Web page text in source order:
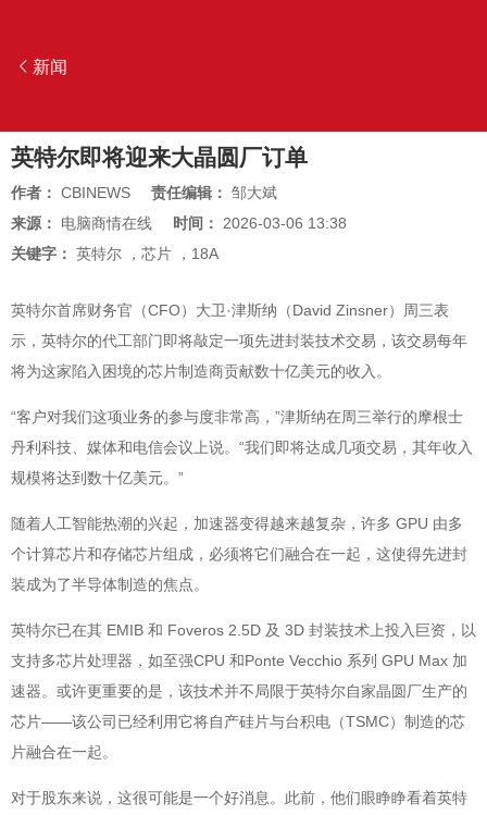
新闻
英特尔即将迎来大晶圆厂订单
作者： CBINEWS 责任编辑： 邹大斌
来源： 电脑商情在线 时间： 2026-03-06 13:38
关键字： 英特尔 ， 芯片 ， 18A
英特尔首席财务官（CFO）大卫·津斯纳（David Zinsner）周三表
示，英特尔的代工部门即将敲定一项先进封装技术交易，该交易每年
将为这家陷入困境的芯片制造商贡献数十亿美元的收入。
“客户对我们这项业务的参与度非常高，”津斯纳在周三举行的摩根士
丹利科技、媒体和电信会议上说。“我们即将达成几项交易，其年收入
规模将达到数十亿美元。”
随着人工智能热潮的兴起，加速器变得越来越复杂，许多 GPU 由多
个计算芯片和存储芯片组成，必须将它们融合在一起，这使得先进封
装成为了半导体制造的焦点。
英特尔已在其 EMIB 和 Foveros 2.5D 及 3D 封装技术上投入巨资，以
支持多芯片处理器，如至强CPU 和Ponte Vecchio 系列 GPU Max 加
速器。或许更重要的是，该技术并不局限于英特尔自家晶圆厂生产的
芯片——该公司已经利用它将自产硅片与台积电（TSMC）制造的芯
片融合在一起。
对于股东来说，这很可能是一个好消息。此前，他们眼睁睁看着英特